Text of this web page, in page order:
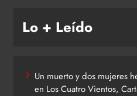
Lo + Leído
Un muerto y dos mujeres
en Los Cuatro Vientos,